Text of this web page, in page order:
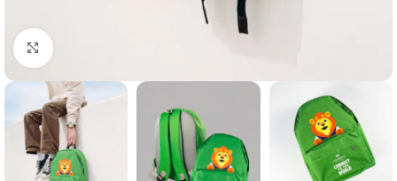
Click to enlarge